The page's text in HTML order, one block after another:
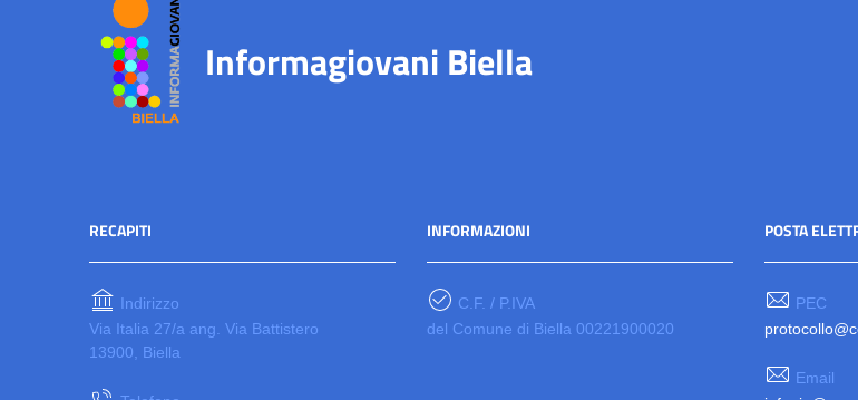
Informagiovani Biella
RECAPITI
Indirizzo
Via Italia 27/a ang. Via Battistero
13900, Biella
INFORMAZIONI
C.F. / P.IVA
del Comune di Biella 00221900020
POSTA
PEC
Email